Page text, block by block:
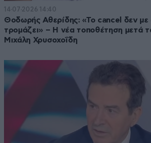
14·07·2026 14:40
Θοδωρής Αθερίδης: «Το cancel δεν
τρομάζει» – Η νέα τοποθέτηση μετά
Μιχάλη Χρυσοχοΐδη